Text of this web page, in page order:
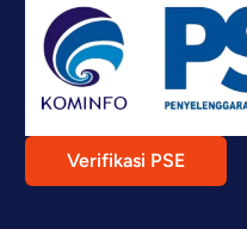
Verifikasi PSE